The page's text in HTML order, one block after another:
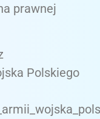
prawnej
Polskiego